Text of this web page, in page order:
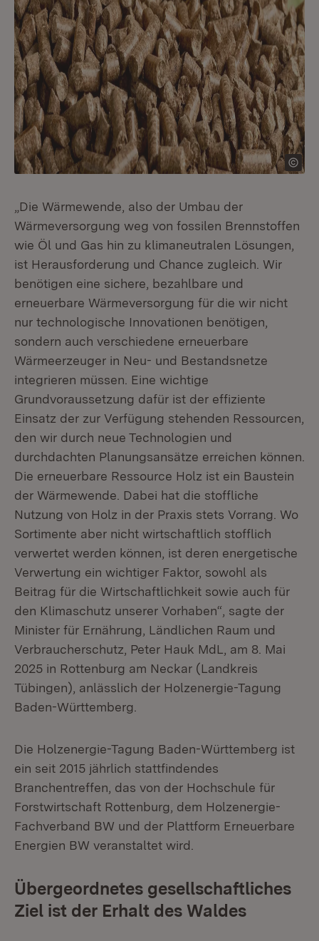
„Die Wärmewende, also der Umbau der
Wärmeversorgung weg von fossilen Brennstoffen
wie Öl und Gas hin zu klimaneutralen Lösungen,
ist Herausforderung und Chance zugleich. Wir
benötigen eine sichere, bezahlbare und
erneuerbare Wärmeversorgung für die wir nicht
nur technologische Innovationen benötigen,
sondern auch verschiedene erneuerbare
Wärmeerzeuger in Neu- und Bestandsnetze
integrieren müssen. Eine wichtige
Grundvoraussetzung dafür ist der effiziente
Einsatz der zur Verfügung stehenden Ressourcen,
den wir durch neue Technologien und
durchdachten Planungsansätze erreichen können.
Die erneuerbare Ressource Holz ist ein Baustein
der Wärmewende. Dabei hat die stoffliche
Nutzung von Holz in der Praxis stets Vorrang. Wo
Sortimente aber nicht wirtschaftlich stofflich
verwertet werden können, ist deren energetische
Verwertung ein wichtiger Faktor, sowohl als
Beitrag für die Wirtschaftlichkeit sowie auch für
den Klimaschutz unserer Vorhaben“, sagte der
Minister für Ernährung, Ländlichen Raum und
Verbraucherschutz, Peter Hauk MdL, am 8. Mai
2025 in Rottenburg am Neckar (Landkreis
Tübingen), anlässlich der Holzenergie-Tagung
Baden-Württemberg.
Die Holzenergie-Tagung Baden-Württemberg ist
ein seit 2015 jährlich stattfindendes
Branchentreffen, das von der Hochschule für
Forstwirtschaft Rottenburg, dem Holzenergie-
Fachverband BW und der Plattform Erneuerbare
Energien BW veranstaltet wird.
Übergeordnetes gesellschaftliches
Ziel ist der Erhalt des Waldes